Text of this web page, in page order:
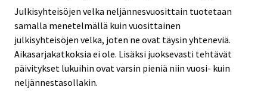
Julkisyhteisöjen velka neljännesvuosittain tuotetaan
samalla menetelmällä kuin vuosittainen
julkisyhteisöjen velka, joten ne ovat täysin yhteneviä.
Aikasarjakatkoksia ei ole. Lisäksi juoksevasti tehtävät
päivitykset lukuihin ovat varsin pieniä niin vuosi- kuin
neljännestasollakin.